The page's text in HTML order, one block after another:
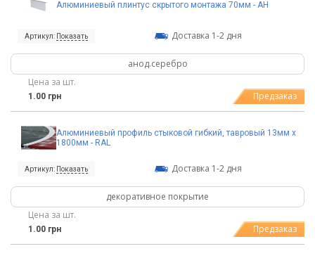
Алюминиевый плинтус скрытого монтажа 70мм - АН
Артикул: Показать Доставка 1-2 дня
анод.серебро
Цена за шт.
1.00 грн Предзаказ
Алюминиевый профиль стыковой гибкий, тавровый 13мм х
1800мм - RAL
Артикул: Показать Доставка 1-2 дня
декоративное покрытие
Цена за шт.
1.00 грн Предзаказ